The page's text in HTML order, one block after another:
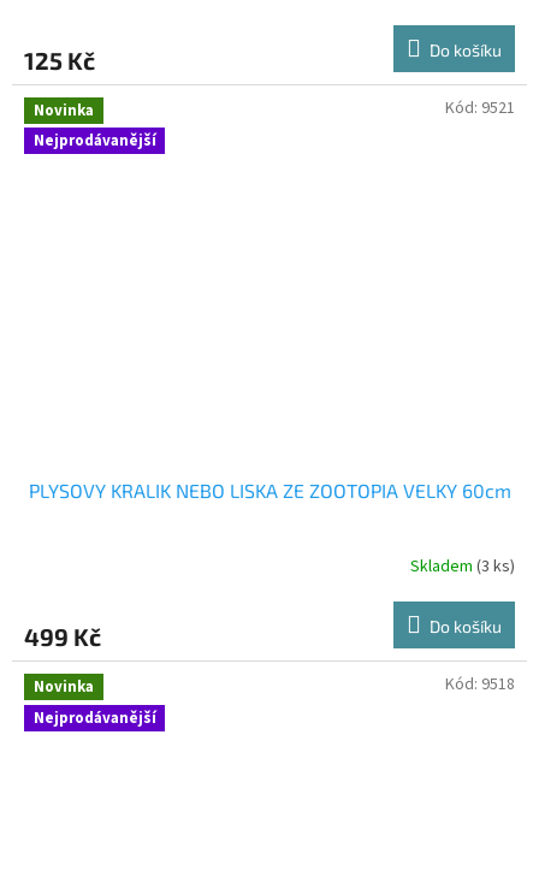
125 Kč Do košíku
Novinka
Nejprodávanější
PLYSOVY KRALIK NEBO LISKA ZE ZOOTOPIA VELKY 60cm
Skladem (3 ks)
499 Kč Do košíku
Kód: 9521
Novinka
Nejprodávanější
Kód: 9518